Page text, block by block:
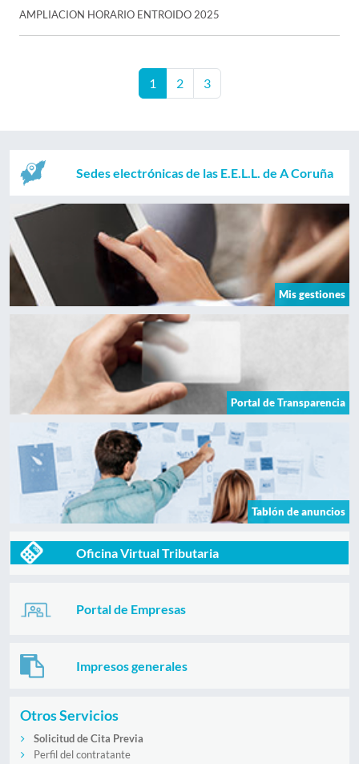
AMPLIACION HORARIO ENTROIDO 2025
1 2 3
Sedes electrónicas de las E.E.L.L. de A Coruña
Mis gestiones
Portal de Transparencia
Tablón de anuncios
Oficina Virtual Tributaria
Portal de Empresas
Impresos generales
Otros Servicios
Solicitud de Cita Previa
Perfil del contratante